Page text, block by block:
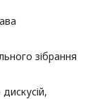
зібрання